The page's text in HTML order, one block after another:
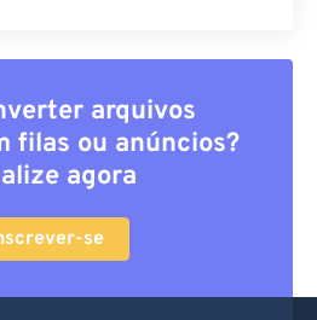
arquivos
filas ou anúncios?
agora
se